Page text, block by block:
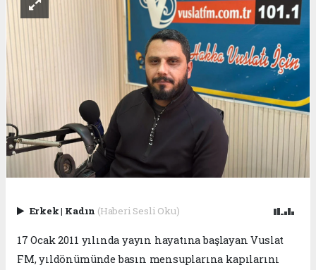
Erkek| Kadın (Haberi Sesli Oku)
17 Ocak 2011 yılında yayın hayatına başlayan Vuslat
FM, yıldönümünde basın mensuplarına kapılarını